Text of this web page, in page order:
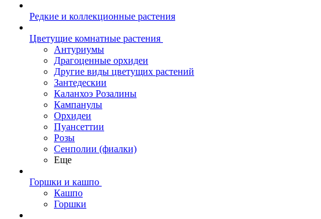
Редкие и коллекционные растения
Цветущие комнатные растения
Антуриумы
Драгоценные орхидеи
Другие виды цветущих растений
Зантедескии
Каланхоэ Розалины
Кампанулы
Орхидеи
Пуансеттии
Розы
Сенполии (фиалки)
Еще
Горшки и кашпо
Кашпо
Горшки